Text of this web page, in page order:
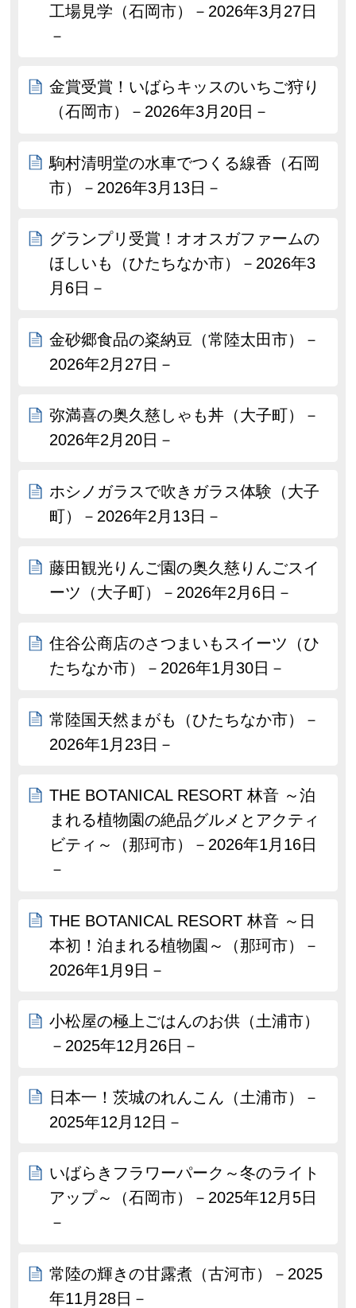
工場見学（石岡市）－2026年3月27日
－
金賞受賞！いばらキッスのいちご狩り
（石岡市）－2026年3月20日－
駒村清明堂の水車でつくる線香（石岡
市）－2026年3月13日－
グランプリ受賞！オオスガファームの
ほしいも（ひたちなか市）－2026年3
月6日－
金砂郷食品の粢納豆（常陸太田市）－
2026年2月27日－
弥満喜の奥久慈しゃも丼（大子町）－
2026年2月20日－
ホシノガラスで吹きガラス体験（大子
町）－2026年2月13日－
藤田観光りんご園の奥久慈りんごスイ
ーツ（大子町）－2026年2月6日－
住谷公商店のさつまいもスイーツ（ひ
たちなか市）－2026年1月30日－
常陸国天然まがも（ひたちなか市）－
2026年1月23日－
THE BOTANICAL RESORT 林音 ～泊
まれる植物園の絶品グルメとアクティ
ビティ～（那珂市）－2026年1月16日
－
THE BOTANICAL RESORT 林音 ～日
本初！泊まれる植物園～（那珂市）－
2026年1月9日－
小松屋の極上ごはんのお供（土浦市）
－2025年12月26日－
日本一！茨城のれんこん（土浦市）－
2025年12月12日－
いばらきフラワーパーク～冬のライト
アップ～（石岡市）－2025年12月5日
－
常陸の輝きの甘露煮（古河市）－2025
年11月28日－